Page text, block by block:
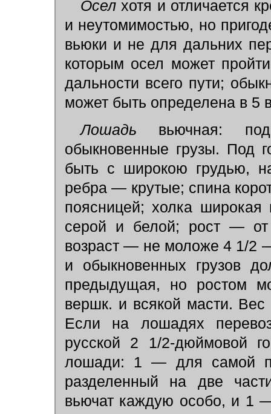
Оселхотя и отличается
и неутомимостью, но
вьюки и не для дальних
которым осел может
дальности всего пути;
может быть определена в 5
Лошадь вьючная:
обыкновенные грузы. Под
быть с широкою грудью,
ребра — крутые; спина
поясницей; холка широкая
серой и белой; рост —
возраст — не моложе 4 1/2
и обыкновенных грузов
предыдущая, но ростом
вершк. и всякой масти.
Если на лошадях
русской 2 1/2-дюймовой
лошади: 1 — для самой
разделенный на две
вьючат каждую особо, и 1